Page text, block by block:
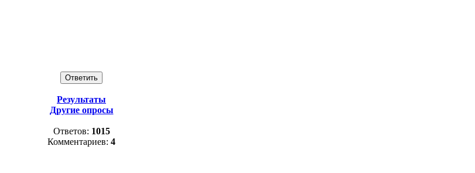
Результаты
Другие опросы
Ответов: 1015
Комментариев: 4